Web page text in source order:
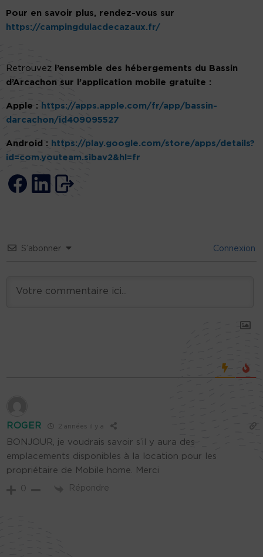
Pour en savoir plus, rendez-vous sur
https://campingdulacdecazaux.fr/
Retrouvez l’ensemble des hébergements du Bassin
d’Arcachon sur l’application mobile gratuite :
Apple : https://apps.apple.com/fr/app/bassin-
darcachon/id409095527
Android : https://play.google.com/store/apps/details?
id=com.youteam.sibav2&hl=fr
S’abonner Connexion
ROGER 2 années il y a
BONJOUR, je voudrais savoir s’il y aura des
emplacements disponibles à la location pour les
propriétaire de Mobile home. Merci
0 Répondre